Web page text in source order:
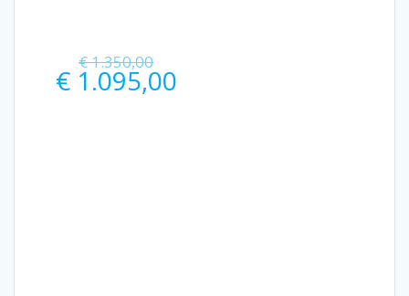
€1.350,00Oorspronkelijke
prijs
was:
€1.095,00Huidige